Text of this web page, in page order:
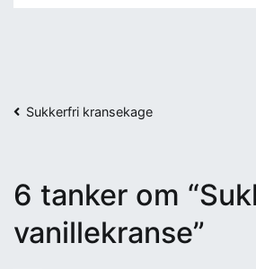
Indlægsnavigation
Sukkerfri kransekage
6 tanker om “
vanillekranse”